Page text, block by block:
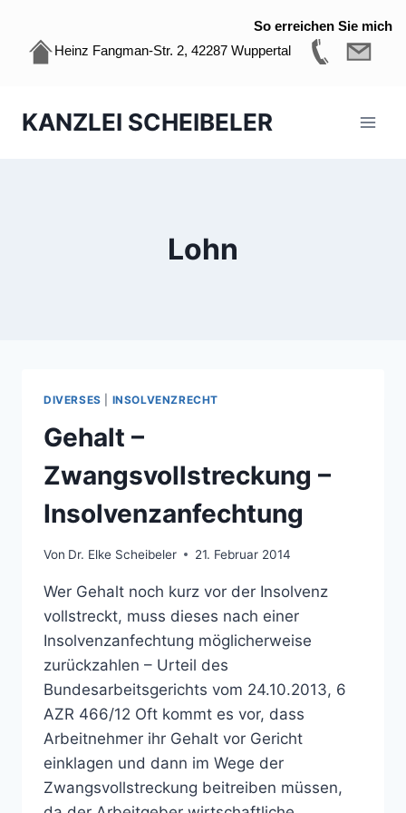
So erreichen Sie mich
Heinz Fangman-Str. 2, 42287 Wuppertal
InhaltKANZLEI SCHEIBELER
Lohn
DIVERSES INSOLVENZRECHT
Gehalt –
Zwangsvollstreckung –
Insolvenzanfechtung
Von Dr. Elke Scheibeler 21. Februar 2014
Wer Gehalt noch kurz vor der Insolvenz
vollstreckt, muss dieses nach einer
Insolvenzanfechtung möglicherweise
zurückzahlen – Urteil des
Bundesarbeitsgerichts vom 24.10.2013, 6
AZR 466/12 Oft kommt es vor, dass
Arbeitnehmer ihr Gehalt vor Gericht
einklagen und dann im Wege der
Zwangsvollstreckung beitreiben müssen,